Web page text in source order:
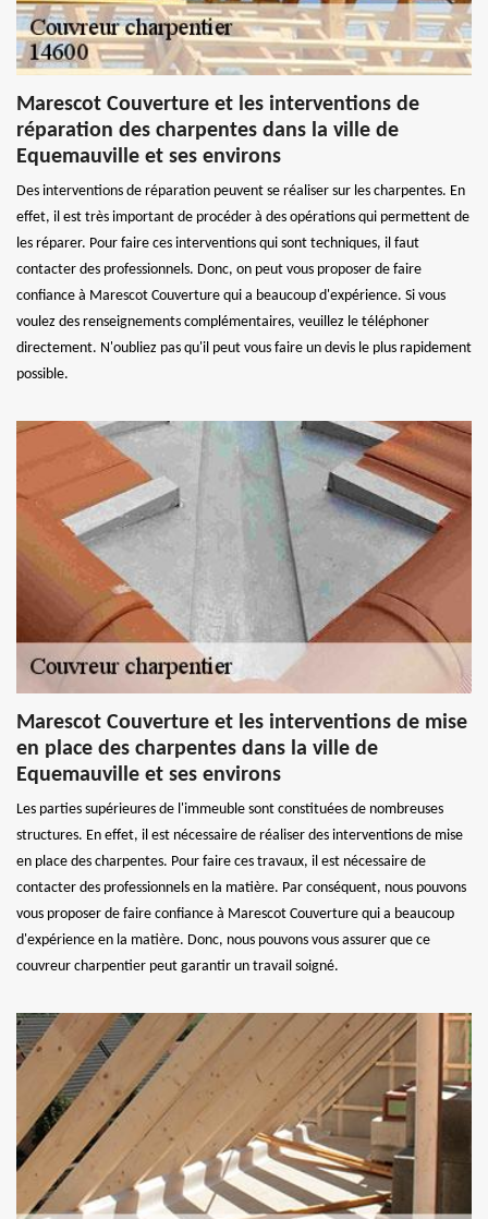
Marescot Couverture et les interventions de
réparation des charpentes dans la ville de
Equemauville et ses environs
Des interventions de réparation peuvent se réaliser sur les charpentes. En
effet, il est très important de procéder à des opérations qui permettent de
les réparer. Pour faire ces interventions qui sont techniques, il faut
contacter des professionnels. Donc, on peut vous proposer de faire
confiance à Marescot Couverture qui a beaucoup d'expérience. Si vous
voulez des renseignements complémentaires, veuillez le téléphoner
directement. N'oubliez pas qu'il peut vous faire un devis le plus rapidement
possible.
Marescot Couverture et les interventions de mise
en place des charpentes dans la ville de
Equemauville et ses environs
Les parties supérieures de l'immeuble sont constituées de nombreuses
structures. En effet, il est nécessaire de réaliser des interventions de mise
en place des charpentes. Pour faire ces travaux, il est nécessaire de
contacter des professionnels en la matière. Par conséquent, nous pouvons
vous proposer de faire confiance à Marescot Couverture qui a beaucoup
d'expérience en la matière. Donc, nous pouvons vous assurer que ce
couvreur charpentier peut garantir un travail soigné.